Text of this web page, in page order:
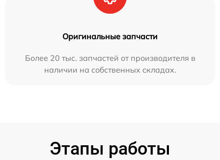
Оригинальные запчасти
Более 20 тыс. запчастей от производителя в
наличии на собственных складах.
Этапы работы